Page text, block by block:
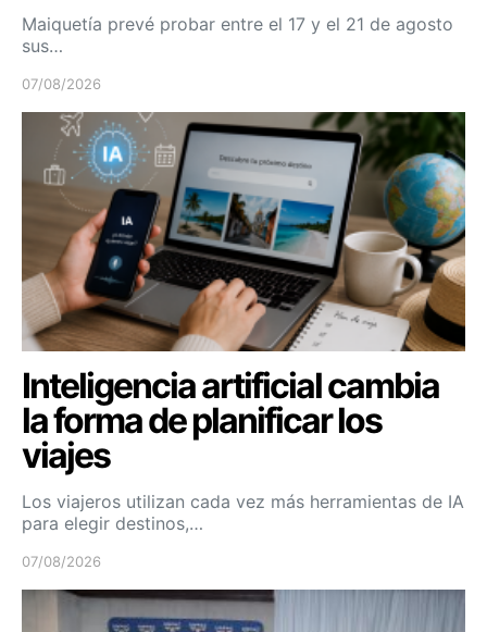
Maiquetía prevé probar entre el 17 y el 21 de agosto
sus…
07/08/2026
Inteligencia artificial cambia
la forma de planificar los
viajes
Los viajeros utilizan cada vez más herramientas de IA
para elegir destinos,…
07/08/2026